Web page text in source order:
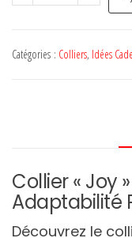
de
JOY
Catégories : Colliers, Idées
Collier « Joy
Adaptabilité
Découvrez le